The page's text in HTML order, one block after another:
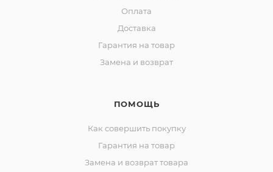
Оплата
Доставка
Гарантия на товар
Замена и возврат
ПОМОЩЬ
Как совершить покупку
Гарантия на товар
Замена и возврат товара